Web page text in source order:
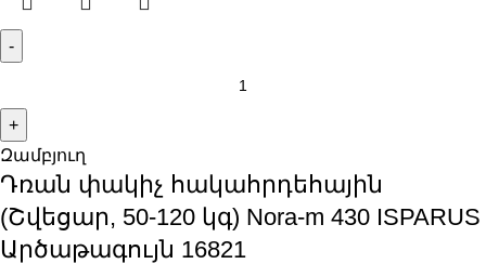
Զամբյուղ
Դռան փակիչ հակահրդեհային
(Շվեցար, 50-120 կգ) Nora-m 430 ISPARUS
Արծաթագույն 16821